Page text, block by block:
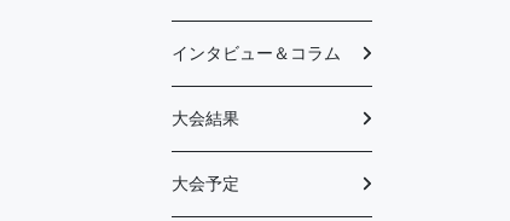
インタビュー＆コラム
大会結果
大会予定